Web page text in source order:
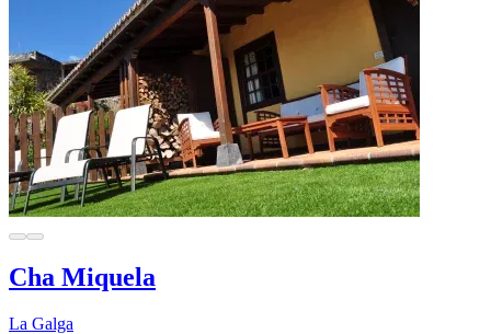
Cha Miquela
La Galga